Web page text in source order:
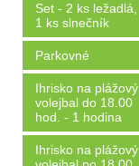
Set - 2 ks ležadlá,
1 ks slnečník
Parkovné
Ihrisko na plážový
volejbal do 18.00
hod. - 1 hodina
Ihrisko na plážový